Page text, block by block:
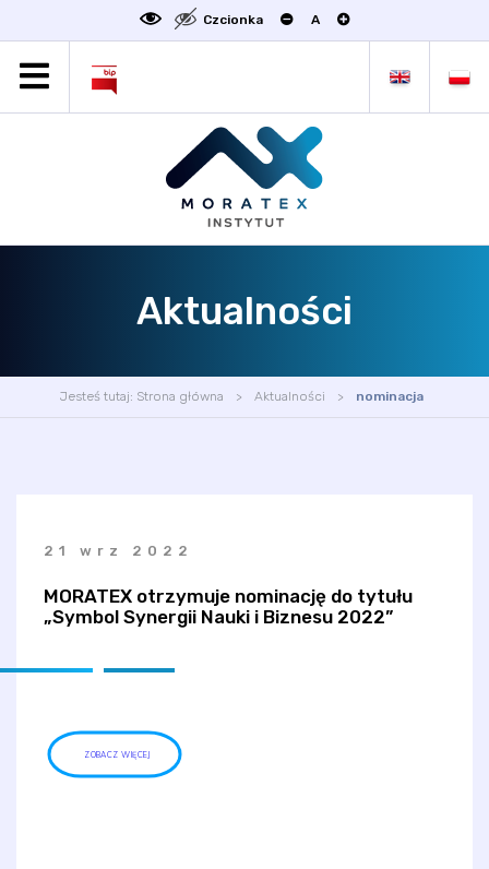
Czcionka A
OGŁOSZENIA
DEKLARACJA DOSTĘPNOŚCI
Aktualności
Jesteś tutaj: Strona główna Aktualności nominacja
21 wrz 2022
MORATEX otrzymuje nominację do tytułu
„Symbol Synergii Nauki i Biznesu 2022”
ZOBACZ WIĘCEJ